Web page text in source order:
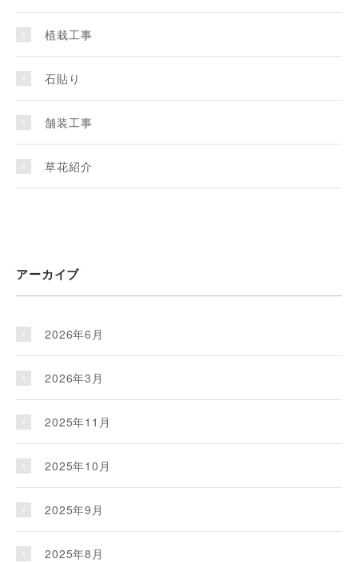
植栽工事
石貼り
舗装工事
草花紹介
アーカイブ
2026年6月
2026年3月
2025年11月
2025年10月
2025年9月
2025年8月